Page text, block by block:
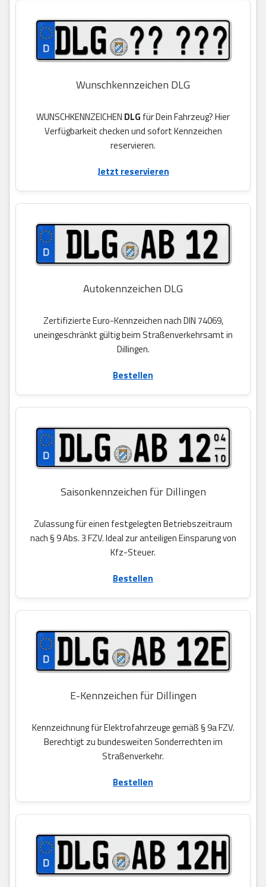
Wunschkennzeichen DLG
WUNSCHKENNZEICHEN DLG für Dein Fahrzeug? Hier
Verfügbarkeit checken und sofort Kennzeichen
reservieren.
Jetzt reservieren
Autokennzeichen DLG
Zertifizierte Euro-Kennzeichen nach DIN 74069,
uneingeschränkt gültig beim Straßenverkehrsamt in
Dillingen.
Bestellen
Saisonkennzeichen für Dillingen
Zulassung für einen festgelegten Betriebszeitraum
nach § 9 Abs. 3 FZV. Ideal zur anteiligen Einsparung von
Kfz-Steuer.
Bestellen
E-Kennzeichen für Dillingen
Kennzeichnung für Elektrofahrzeuge gemäß § 9a FZV.
Berechtigt zu bundesweiten Sonderrechten im
Straßenverkehr.
Bestellen